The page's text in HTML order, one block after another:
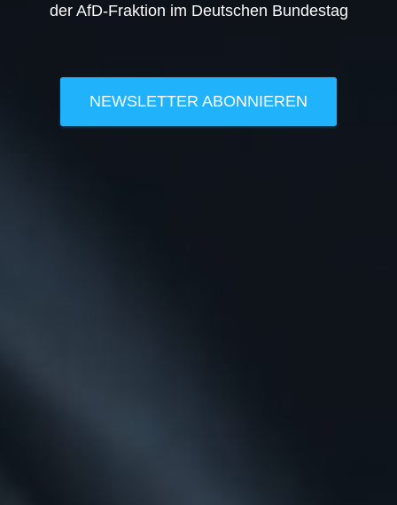
der AfD-Fraktion im Deutschen Bundestag
NEWSLETTER ABONNIEREN